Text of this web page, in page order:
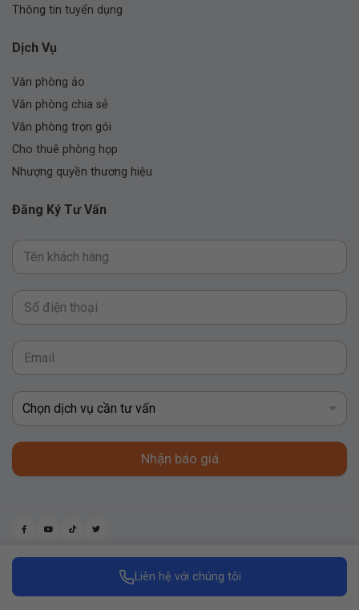
Thông tin tuyển dụng
Dịch Vụ
Văn phòng ảo
Văn phòng chia sẻ
Văn phòng trọn gói
Cho thuê phòng họp
Nhượng quyền thương hiệu
Đăng Ký Tư Vấn
Nhận báo giá
by Replus Marketing
Liên hệ với chúng tôi